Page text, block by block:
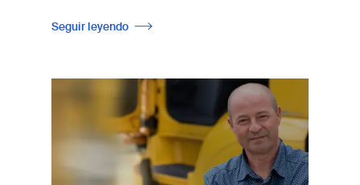
Seguir leyendo